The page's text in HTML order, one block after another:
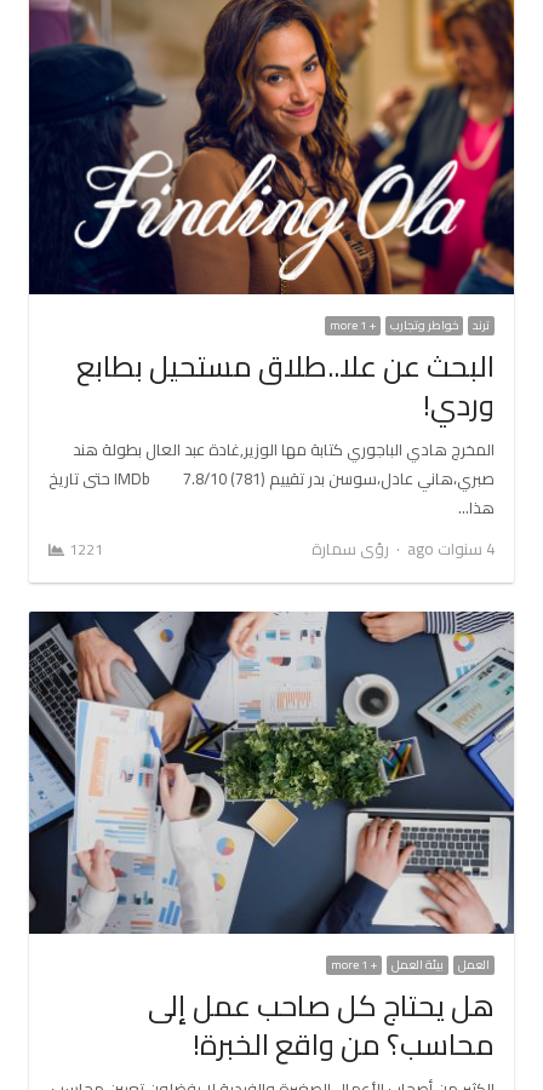
ترند خواطر وتجارب + 1 more
البحث عن علا..طلاق مستحيل بطابع
وردي!
المخرج هادي الباجوري كتابة مها الوزير,غادة عبد العال بطولة هند
صبري،هاني عادل،سوسن بدر تقييم IMDb 7.8/10 (781) حتى تاريخ
هذا…
4 سنوات ago
Author
رؤى سمارة 1221
العمل بيئة العمل + 1 more
هل يحتاج كل صاحب عمل إلى
محاسب؟ من واقع الخبرة!